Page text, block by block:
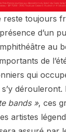
reste toujours
d’un
au
de
qui
dérouleront.
bands », ces
artistes